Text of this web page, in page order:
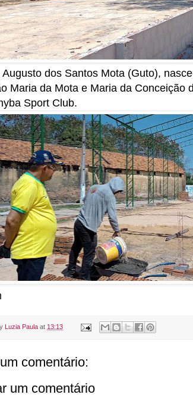
Augusto dos Santos Mota (Guto),
Maria da Mota e Maria da Conceição
Sport Club.
Luzia Paula at 13:13
comentário:
um comentário